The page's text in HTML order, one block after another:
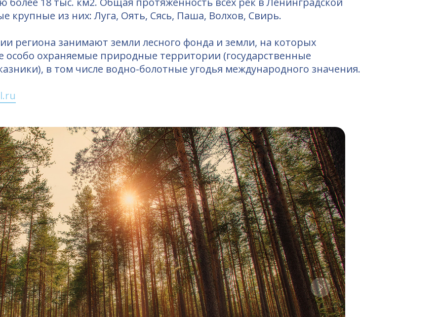
крупные из них: Луга, Оять, Сясь, Паша, Волхов, Свирь.
региона занимают земли лесного фонда и земли, на которых
особо охраняемые природные территории (государственные
в том числе водно-болотные угодья международного значения.